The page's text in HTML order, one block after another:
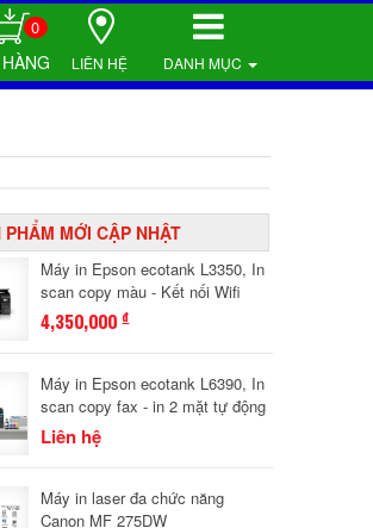
0
DANH MỤC
LIÊN HỆ
PHẨM MỚI CẬP NHẬT
Máy in Epson ecotank L3350, In
scan copy màu - Kết nối Wifi
4,350,000đ
Máy in Epson ecotank L6390, In
scan copy fax - in 2 mặt tự động
Liên hệ
Máy in laser đa chức năng
Canon MF 275DW